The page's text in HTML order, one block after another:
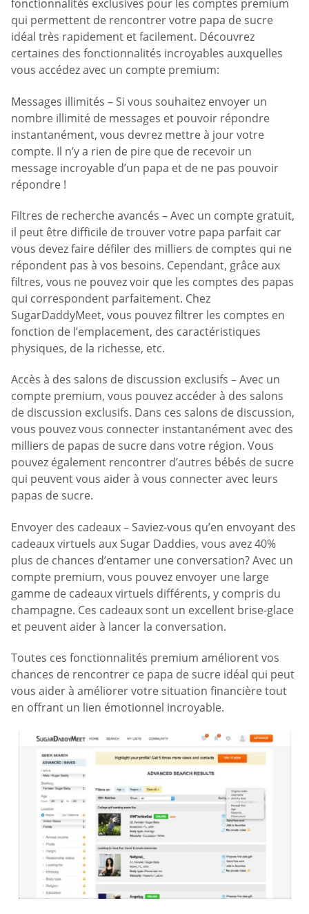
fonctionnalités exclusives pour les comptes premium
qui permettent de rencontrer votre papa de sucre
idéal très rapidement et facilement. Découvrez
certaines des fonctionnalités incroyables auxquelles
vous accédez avec un compte premium:
Messages illimités – Si vous souhaitez envoyer un
nombre illimité de messages et pouvoir répondre
instantanément, vous devrez mettre à jour votre
compte. Il n’y a rien de pire que de recevoir un
message incroyable d’un papa et de ne pas pouvoir
répondre !
Filtres de recherche avancés – Avec un compte gratuit,
il peut être difficile de trouver votre papa parfait car
vous devez faire défiler des milliers de comptes qui ne
répondent pas à vos besoins. Cependant, grâce aux
filtres, vous ne pouvez voir que les comptes des papas
qui correspondent parfaitement. Chez
SugarDaddyMeet, vous pouvez filtrer les comptes en
fonction de l’emplacement, des caractéristiques
physiques, de la richesse, etc.
Accès à des salons de discussion exclusifs – Avec un
compte premium, vous pouvez accéder à des salons
de discussion exclusifs. Dans ces salons de discussion,
vous pouvez vous connecter instantanément avec des
milliers de papas de sucre dans votre région. Vous
pouvez également rencontrer d’autres bébés de sucre
qui peuvent vous aider à vous connecter avec leurs
papas de sucre.
Envoyer des cadeaux – Saviez-vous qu’en envoyant des
cadeaux virtuels aux Sugar Daddies, vous avez 40%
plus de chances d’entamer une conversation? Avec un
compte premium, vous pouvez envoyer une large
gamme de cadeaux virtuels différents, y compris du
champagne. Ces cadeaux sont un excellent brise-glace
et peuvent aider à lancer la conversation.
Toutes ces fonctionnalités premium améliorent vos
chances de rencontrer ce papa de sucre idéal qui peut
vous aider à améliorer votre situation financière tout
en offrant un lien émotionnel incroyable.